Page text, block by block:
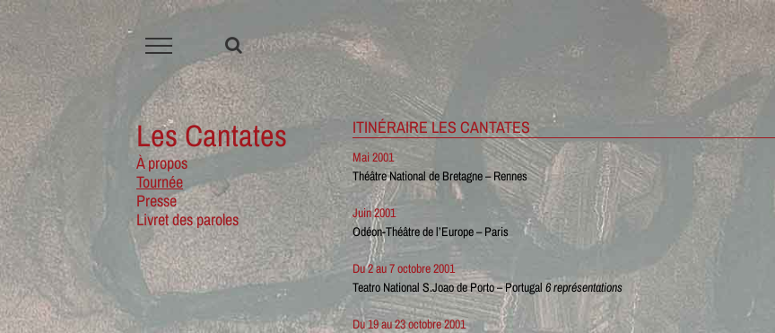
Passer
contenu
Les Cantates
À propos
Tournée
Presse
Livret des paroles
ITINÉRAIRE LES CANTATES
Mai 2001
Théâtre National de Bretagne – Rennes
Juin 2001
Odéon-Théâtre de l’Europe – Paris
Du 2 au 7 octobre 2001
Teatro National S.Joao de Porto – Portugal6 représentations
Du 19 au 23 octobre 2001